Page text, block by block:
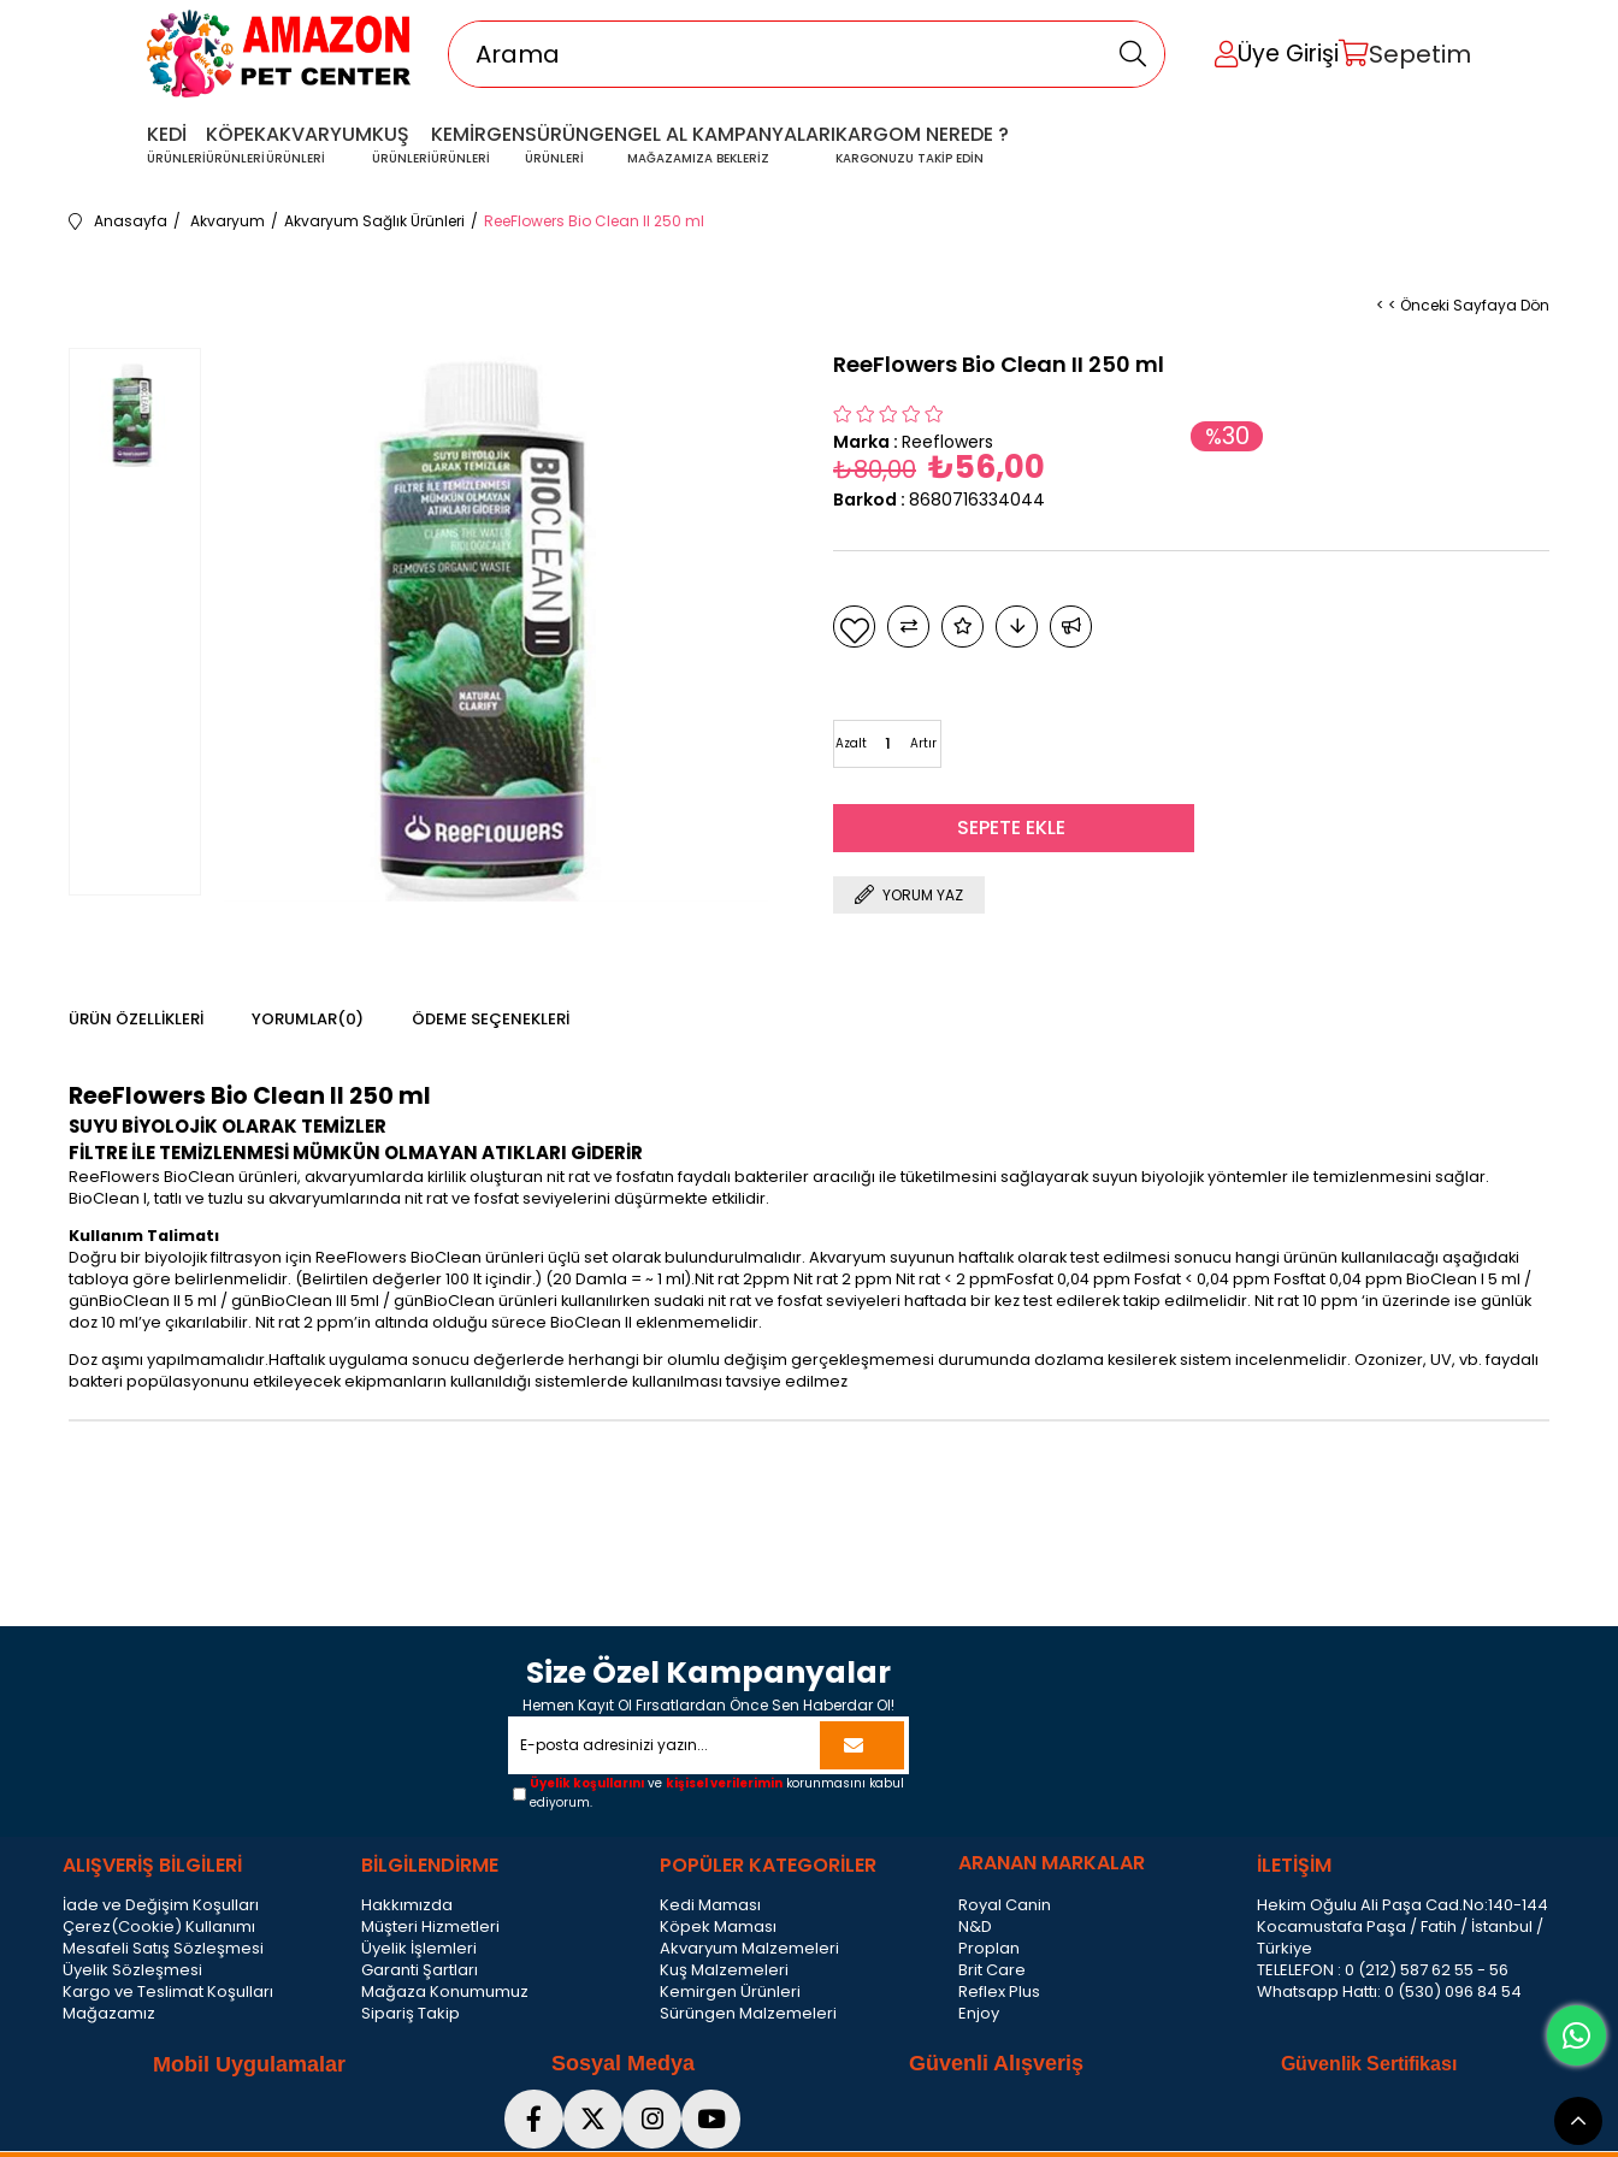
Üye Girişi Sepetim
KEDİ
ÜRÜNLERİ
KÖPEK
ÜRÜNLERİ
AKVARYUM
ÜRÜNLERİ
KUŞ
ÜRÜNLERİ
KEMİRGEN
ÜRÜNLERİ
SÜRÜNGEN
ÜRÜNLERİ
GEL AL KAMPANYALARI
MAĞAZAMIZA BEKLERİZ
KARGOM NEREDE ?
KARGONUZU TAKİP EDİN
Anasayfa Akvaryum Akvaryum Sağlık Ürünleri ReeFlowers Bio Clean II 250 ml
< < Önceki Sayfaya Dön
ReeFlowers Bio Clean II 250 ml
Marka : Reeflowers %30
₺80,00 ₺56,00
Barkod : 8680716334044
Artır
Azalt
YORUM YAZ
ÜRÜN ÖZELLIKLERI YORUMLAR(0) ÖDEME SEÇENEKLERI
ReeFlowers Bio Clean II 250 ml​
SUYU BİYOLOJİK OLARAK TEMİZLER
FİLTRE İLE TEMİZLENMESİ MÜMKÜN OLMAYAN ATIKLARI GİDERİR
ReeFlowers BioClean ürünleri, akvaryumlarda kirlilik oluşturan nit rat ve fosfatın faydalı bakteriler aracılığı ile tüketilmesini sağlayarak suyun biyolojik yöntemler ile temizlenmesini sağlar.
BioClean I, tatlı ve tuzlu su akvaryumlarında nit rat ve fosfat seviyelerini düşürmekte etkilidir.
Kullanım Talimatı
Doğru bir biyolojik filtrasyon için ReeFlowers BioClean ürünleri üçlü set olarak bulundurulmalıdır. Akvaryum suyunun haftalık olarak test edilmesi sonucu hangi ürünün kullanılacağı aşağıdaki
tabloya göre belirlenmelidir. (Belirtilen değerler 100 lt içindir.) (20 Damla = ~ 1 ml).Nit rat 2ppm Nit rat 2 ppm Nit rat < 2 ppmFosfat 0,04 ppm Fosfat < 0,04 ppm Fosftat 0,04 ppm BioClean I 5 ml /
günBioClean II 5 ml / günBioClean III 5ml / günBioClean ürünleri kullanılırken sudaki nit rat ve fosfat seviyeleri haftada bir kez test edilerek takip edilmelidir. Nit rat 10 ppm ‘in üzerinde ise günlük
doz 10 ml’ye çıkarılabilir. Nit rat 2 ppm’in altında olduğu sürece BioClean II eklenmemelidir.
Doz aşımı yapılmamalıdır.Haftalık uygulama sonucu değerlerde herhangi bir olumlu değişim gerçekleşmemesi durumunda dozlama kesilerek sistem incelenmelidir. Ozonizer, UV, vb. faydalı
bakteri popülasyonunu etkileyecek ekipmanların kullanıldığı sistemlerde kullanılması tavsiye edilmez
Size Özel Kampanyalar
Hemen Kayıt Ol Fırsatlardan Önce Sen Haberdar Ol!
Üyelik koşullarını ve kişisel verilerimin korunmasını kabul
ediyorum.
ALIŞVERİŞ BİLGİLERİ
İade ve Değişim Koşulları
Çerez(Cookie) Kullanımı
Mesafeli Satış Sözleşmesi
Üyelik Sözleşmesi
Kargo ve Teslimat Koşulları
Mağazamız
BİLGİLENDİRME
Hakkımızda
Müşteri Hizmetleri
Üyelik İşlemleri
Garanti Şartları
Mağaza Konumumuz
Sipariş Takip
POPÜLER KATEGORİLER
Kedi Maması
Köpek Maması
Akvaryum Malzemeleri
Kuş Malzemeleri
Kemirgen Ürünleri
Sürüngen Malzemeleri
ARANAN MARKALAR
Royal Canin
N&D
Proplan
Brit Care
Reflex Plus
Enjoy
İLETİŞİM
Hekim Oğulu Ali Paşa Cad.No:140-144
Kocamustafa Paşa / Fatih / İstanbul /
Türkiye
TELELEFON : 0 (212) 587 62 55 - 56
Whatsapp Hattı: 0 (530) 096 84 54
Mobil Uygulamalar Sosyal Medya Güvenli Alışveriş Güvenlik Sertifikası